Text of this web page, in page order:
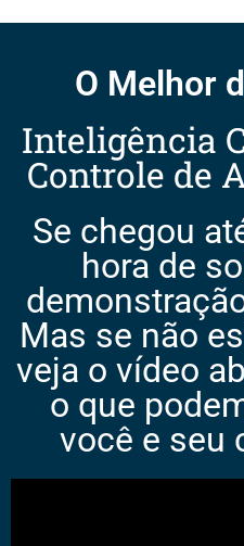
O Melhor
Inteligência
Controle de
Se chegou
hora de
Mas se não
veja o vídeo
o que
você e seu